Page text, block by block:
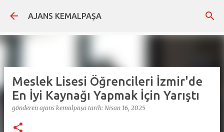
Ana içeriğe atla
AJANS KEMALPAŞA
Meslek Lisesi Öğrencileri İzmir'de
En İyi Kaynağı Yapmak İçin Yarıştı
gönderen ajans kemalpaşa tarih: Nisan 16, 2025